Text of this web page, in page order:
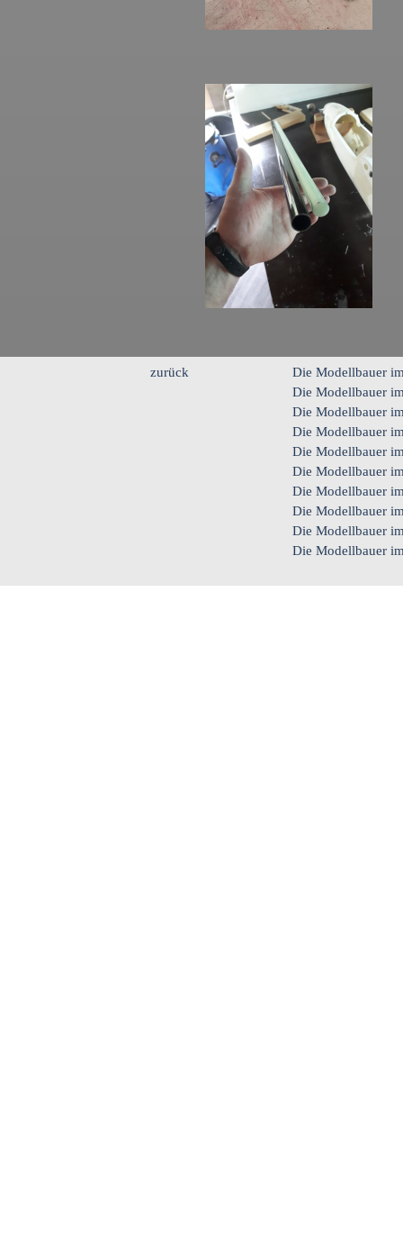
zurück
Die Modellbauer
Die Modellbauer
Die Modellbauer
Die Modellbauer
Die Modellbauer
Die Modellbauer
Die Modellbauer
Die Modellbauer
Die Modellbauer
Die Modellbauer